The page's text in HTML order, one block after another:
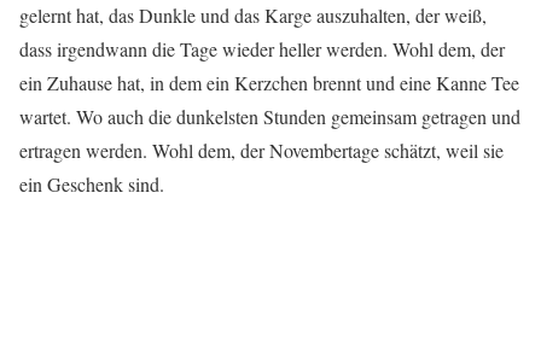
gelernt hat, das Dunkle und das Karge auszuhalten, der weiß,
dass irgendwann die Tage wieder heller werden. Wohl dem, der
ein Zuhause hat, in dem ein Kerzchen brennt und eine Kanne Tee
wartet. Wo auch die dunkelsten Stunden gemeinsam getragen und
ertragen werden. Wohl dem, der Novembertage schätzt, weil sie
ein Geschenk sind.